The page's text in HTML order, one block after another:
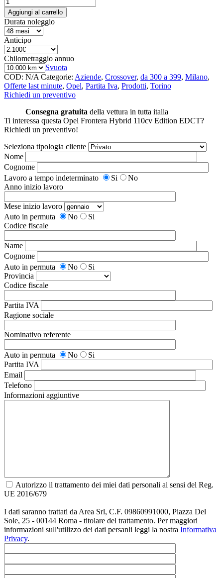
Aggiungi al carrello
Durata noleggio
Anticipo
Chilometraggio annuo
Svuota
COD: N/A Categorie: Aziende, Crossover, da 300 a 399, Milano,
Offerte last minute, Opel, Partita Iva, Prodotti, Torino
Richiedi un preventivo
Consegna gratuita della vettura in tutta italia
Ti interessa questa Opel Frontera Hybrid 110cv Edition EDCT?
Richiedi un preventivo!
Seleziona tipologia cliente
Nome
Cognome
Lavoro a tempo indeterminato
Si
No
Anno inizio lavoro
Mese inizio lavoro
Auto in permuta
No
Si
Codice fiscale
Name
Cognome
Auto in permuta
No
Si
Provincia
Codice fiscale
Partita IVA
Ragione sociale
Nominativo referente
Auto in permuta No
Si
Partita IVA
Email
Telefono
Informazioni aggiuntive
Autorizzo il trattamento dei miei dati personali ai sensi del Reg.
UE 2016/679
I dati saranno trattati da Area Srl, C.F. 09860991000, Piazza Del
Sole, 25 - 00144 Roma - titolare del trattamento. Per maggiori
informazioni sull'utilizzo dei dati persanli leggi la nostra Informativa
Privacy.